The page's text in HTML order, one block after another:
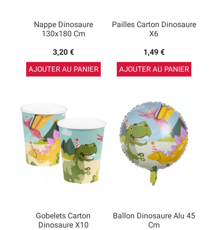
Nappe Dinosaure
130x180 Cm
3,20 €
AJOUTER AU PANIER
Pailles Carton Dinosaure
X6
1,49 €
AJOUTER AU PANIER
Gobelets Carton
Dinosaure X10
Ballon Dinosaure Alu 45
Cm